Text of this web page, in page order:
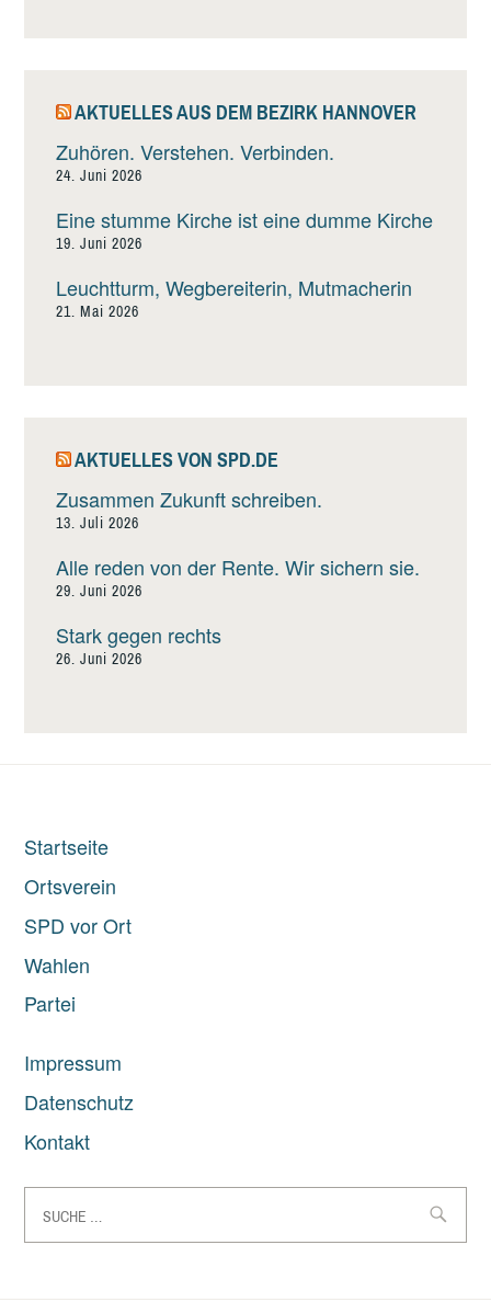
AKTUELLES AUS DEM BEZIRK HANNOVER
Zuhören. Verstehen. Verbinden.
24. Juni 2026
Eine stumme Kirche ist eine dumme Kirche
19. Juni 2026
Leuchtturm, Wegbereiterin, Mutmacherin
21. Mai 2026
AKTUELLES VON SPD.DE
Zusammen Zukunft schreiben.
13. Juli 2026
Alle reden von der Rente. Wir sichern sie.
29. Juni 2026
Stark gegen rechts
26. Juni 2026
Startseite
Ortsverein
SPD vor Ort
Wahlen
Partei
Impressum
Datenschutz
Kontakt
nach: